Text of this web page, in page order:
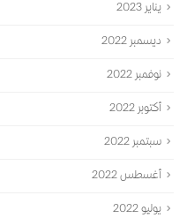
يناير 2023
ديسمبر 2022
نوفمبر 2022
أكتوبر 2022
سبتمبر 2022
أغسطس 2022
يوليو 2022